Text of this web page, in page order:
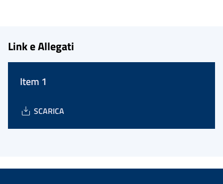
Link e Allegati
Item 1
SCARICA